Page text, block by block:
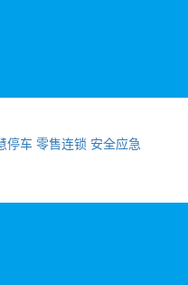
停车 零售连锁 安全应急